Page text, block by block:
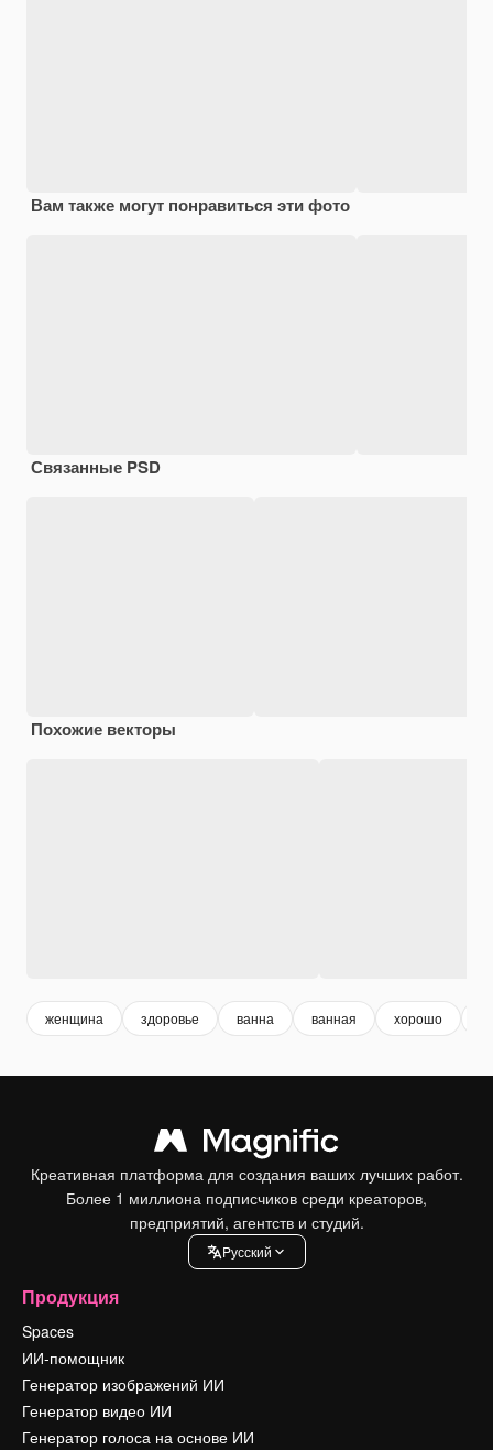
Вам также могут понравиться эти фото
Связанные PSD
Похожие векторы
женщина здоровье ванна ванная хорошо
Креативная платформа для создания ваших лучших работ.
Более 1 миллиона подписчиков среди креаторов,
предприятий, агентств и студий.
Pусский
Продукция
Spaces
ИИ-помощник
Генератор изображений ИИ
Генератор видео ИИ
Генератор голоса на основе ИИ